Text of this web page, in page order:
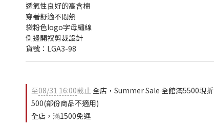
透氣性良好的高含棉
穿著舒適不悶熱
袋粉色logo字母繡線
側邊開衩剪裁設計
貨號：LGA3-98
至08/31 16:00截止全店，Summer Sale 全館滿5500現折
500(部份商品不適用)
全店，滿1500免運